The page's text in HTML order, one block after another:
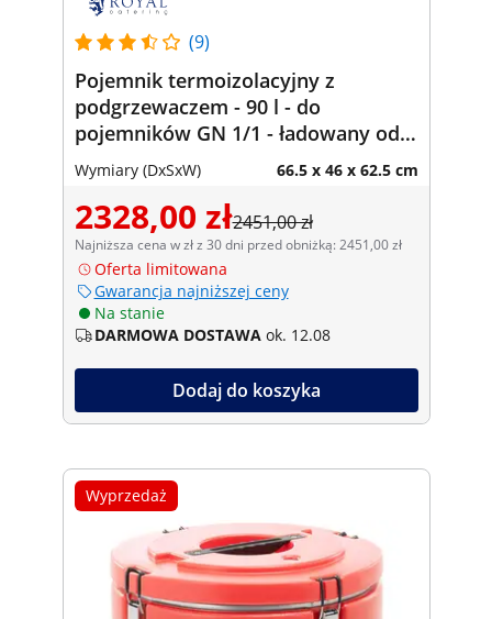
(9)
Pojemnik termoizolacyjny z
podgrzewaczem - 90 l - do
pojemników GN 1/1 - ładowany od
przodu - z wyświetlaczem
temperatury
Wymiary (DxSxW) 66.5 x 46 x 62.5 cm
2328,00 zł2451,00 zł
Najniższa cena w zł z 30 dni przed obniżką: 2451,00 zł
Oferta limitowana
Gwarancja najniższej ceny
Na stanie
DARMOWA DOSTAWA ok. 12.08
Dodaj do koszyka
Wyprzedaż